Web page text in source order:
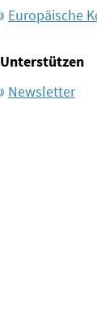
Europäische
Unterstützen
Newsletter